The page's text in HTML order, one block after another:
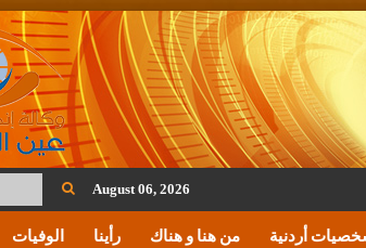
August 06, 2026
الوفيات رأينا من هنا و هناك أردنية